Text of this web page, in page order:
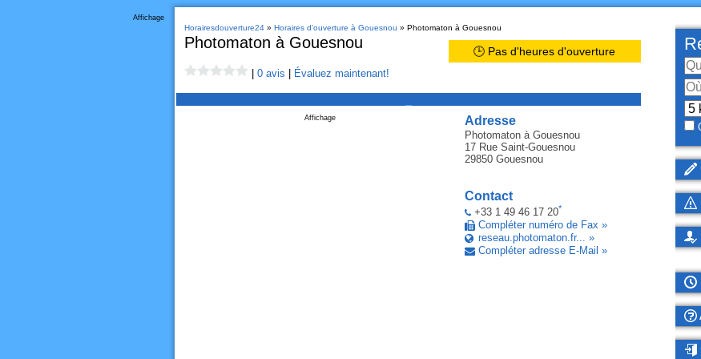
Affichage
Horairesdouverture24» Horaires d'ouverture à Gouesnou » Photomaton à Gouesnou
Photomaton à Gouesnou 🕒 Pas d'heures d'ouverture
0 avis Évaluez maintenant!
Adresse
Photomatonà Gouesnou
17 Rue Saint-Gouesnou
29850 Gouesnou
Contact
+33 1 49 46 17 20*
Compléter numéro de Fax »
reseau.photomaton.fr... »
Compléter adresse E-Mail »
Affichage